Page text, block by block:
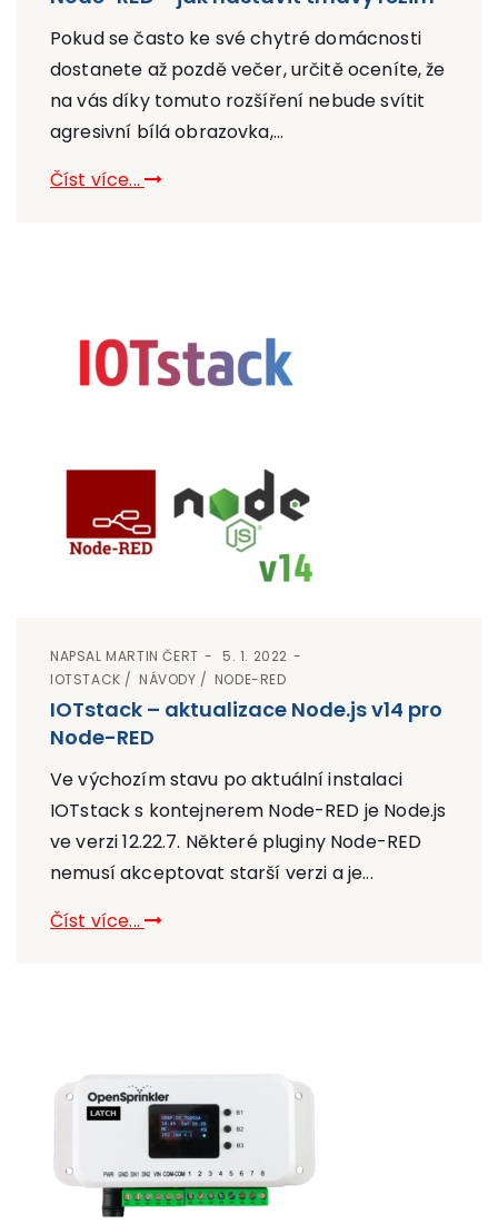
Pokud se často ke své chytré domácnosti
dostanete až pozdě večer, určitě oceníte, že
na vás díky tomuto rozšíření nebude svítit
agresivní bílá obrazovka,...
Číst více...
NAPSAL MARTIN ČERT
5. 1. 2022
IOTSTACK
NÁVODY NODE-RED
IOTstack – aktualizace Node.js v14 pro
Node-RED
Ve výchozím stavu po aktuální instalaci
IOTstack s kontejnerem Node-RED je Node.js
ve verzi 12.22.7. Některé pluginy Node-RED
nemusí akceptovat starší verzi a je...
Číst více...